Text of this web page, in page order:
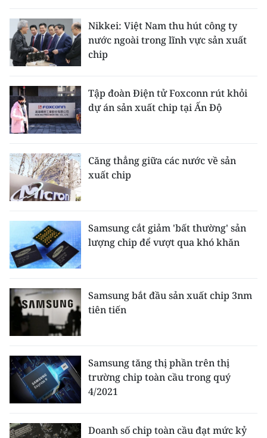
KIỂM CHỨNG THÔNG TIN
TRI THỨC CHUYÊN SÂU
54 DÂN TỘC VIỆT NAM
CHƯƠNG TRÌNH OCOP - MỖI XÃ
RADIO
E-Magazine
Video
Media Chính trị
Media Kinh tế
Media Xã hội
Media Pháp luật
Media Du lịch
Nikkei: Việt Nam thu hút công ty
nước ngoài trong lĩnh vực sản xuất
chip
Tập đoàn Điện tử Foxconn rút khỏi
dự án sản xuất chip tại Ấn Độ
Căng thẳng giữa các nước về sản
xuất chip
Samsung cắt giảm 'bất thường' sản
lượng chip để vượt qua khó khăn
Samsung bắt đầu sản xuất chip 3nm
tiên tiến
Samsung tăng thị phần trên thị
trường chip toàn cầu trong quý
4/2021
Doanh số chip toàn cầu đạt mức kỷ